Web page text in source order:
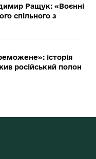
Ращук: «Воєнні
спільного з
історія
російський полон